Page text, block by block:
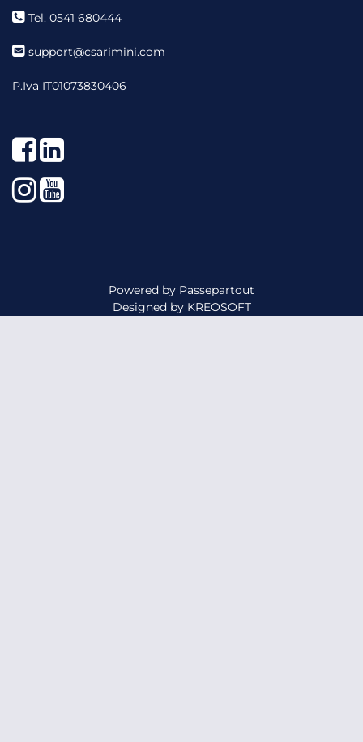
Tel. 0541 680444
support@csarimini.com
P.Iva IT01073830406
Facebook
LinkedIn
Instagram
YouTube
Powered by Passepartout
Designed by KREOSOFT